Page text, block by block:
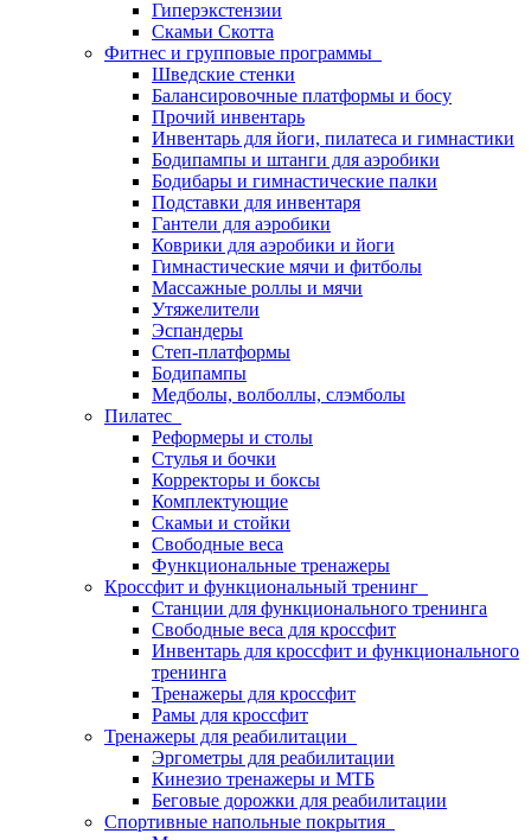
Гиперэкстензии
Скамьи Скотта
Фитнес и групповые программы
Шведские стенки
Балансировочные платформы и босу
Прочий инвентарь
Инвентарь для йоги, пилатеса и гимнастики
Бодипампы и штанги для аэробики
Бодибары и гимнастические палки
Подставки для инвентаря
Гантели для аэробики
Коврики для аэробики и йоги
Гимнастические мячи и фитболы
Массажные роллы и мячи
Утяжелители
Эспандеры
Степ-платформы
Бодипампы
Медболы, волболлы, слэмболы
Пилатес
Реформеры и столы
Стулья и бочки
Корректоры и боксы
Комплектующие
Скамьи и стойки
Свободные веса
Функциональные тренажеры
Кроссфит и функциональный тренинг
Станции для функционального тренинга
Свободные веса для кроссфит
Инвентарь для кроссфит и функционального
тренинга
Тренажеры для кроссфит
Рамы для кроссфит
Тренажеры для реабилитации
Эргометры для реабилитации
Кинезио тренажеры и МТБ
Беговые дорожки для реабилитации
Спортивные напольные покрытия